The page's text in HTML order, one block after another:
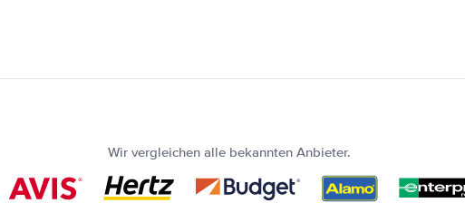
Wir vergleichen alle bekannten Anbieter.